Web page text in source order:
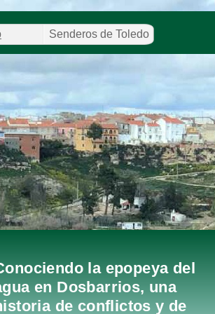
la epopeya del
en Dosbarrios, una
de conflictos y de
Senderos de Toledo